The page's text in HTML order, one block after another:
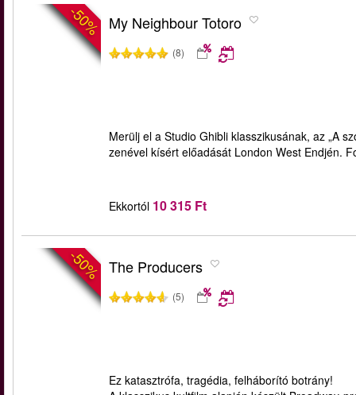
-50% My Neighbour Totoro
(8)
Merülj el a Studio Ghibli klasszikusának, az „A
zenével kísért előadását London West Endjén.
Ekkortól 10 315 Ft
-50% The Producers
(5)
Ez katasztrófa, tragédia, felháborító botrány!